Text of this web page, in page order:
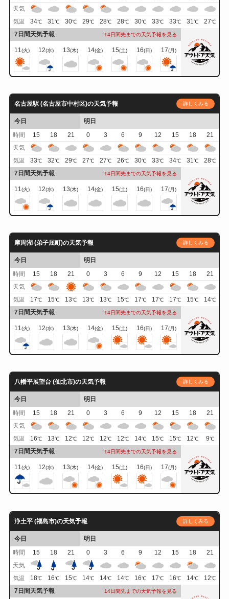
天気
気温 34℃ 31℃ 30℃ 29℃ 28℃ 28℃ 30℃ 33℃ 33℃ 31℃ 27℃
7日間天気予報 14日間先までの天気予報を見る
11(火) 12(水) 13(木) 14(金) 15(土) 16(日) 17(月)
名古屋駅 (名古屋市中村区)の天気予報 詳しくみる
今日
明日
時間
15 18 21 0 3 6 9 12 15 18
21
天気
気温 33℃ 32℃ 29℃ 27℃ 27℃ 26℃ 30℃ 33℃ 34℃ 31℃ 28℃
7日間天気予報 14日間先までの天気予報を見る
11(火) 12(水) 13(木) 14(金) 15(土) 16(日) 17(月)
摩周湖 (弟子屈町)の天気予報 詳しくみる
今日
明日
時間
15 18 21 0 3 6 9 12 15 18
21
天気
気温 17℃ 15℃ 13℃ 13℃ 13℃ 15℃ 17℃ 17℃ 17℃ 15℃ 14℃
7日間天気予報 14日間先までの天気予報を見る
11(火) 12(水) 13(木) 14(金) 15(土) 16(日) 17(月)
八幡平展望台 (仙北市)の天気予報 詳しくみる
今日
明日
時間
15 18 21 0 3 6 9 12 15 18
21
天気
気温 16℃ 13℃ 12℃ 12℃ 12℃ 12℃ 14℃ 15℃ 15℃ 12℃ 9℃
7日間天気予報 14日間先までの天気予報を見る
11(火) 12(水) 13(木) 14(金) 15(土) 16(日) 17(月)
浄土平 (福島市)の天気予報 詳しくみる
今日
明日
時間
15 18 21 0 3 6 9 12 15 18
21
天気
気温 18℃ 16℃ 15℃ 14℃ 14℃ 14℃ 16℃ 17℃ 16℃ 14℃ 12℃
7日間天気予報 14日間先までの天気予報を見る